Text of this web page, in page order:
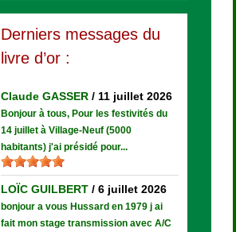
Derniers messages du
livre d’or :
Claude GASSER / 11 juillet 2026
Bonjour à tous, Pour les festivités du
14 juillet à Village-Neuf (5000
habitants) j'ai présidé pour...
LOÏC GUILBERT /6 juillet 2026
bonjour a vous Hussard en 1979 j ai
fait mon stage transmission avec A/C